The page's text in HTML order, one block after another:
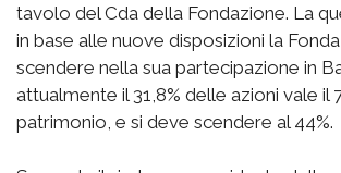
tavolo del Cda della Fondazione. La
in base alle nuove disposizioni la
scendere nella sua partecipazione in
attualmente il 31,8% delle azioni vale il
patrimonio, e si deve scendere al 44%.